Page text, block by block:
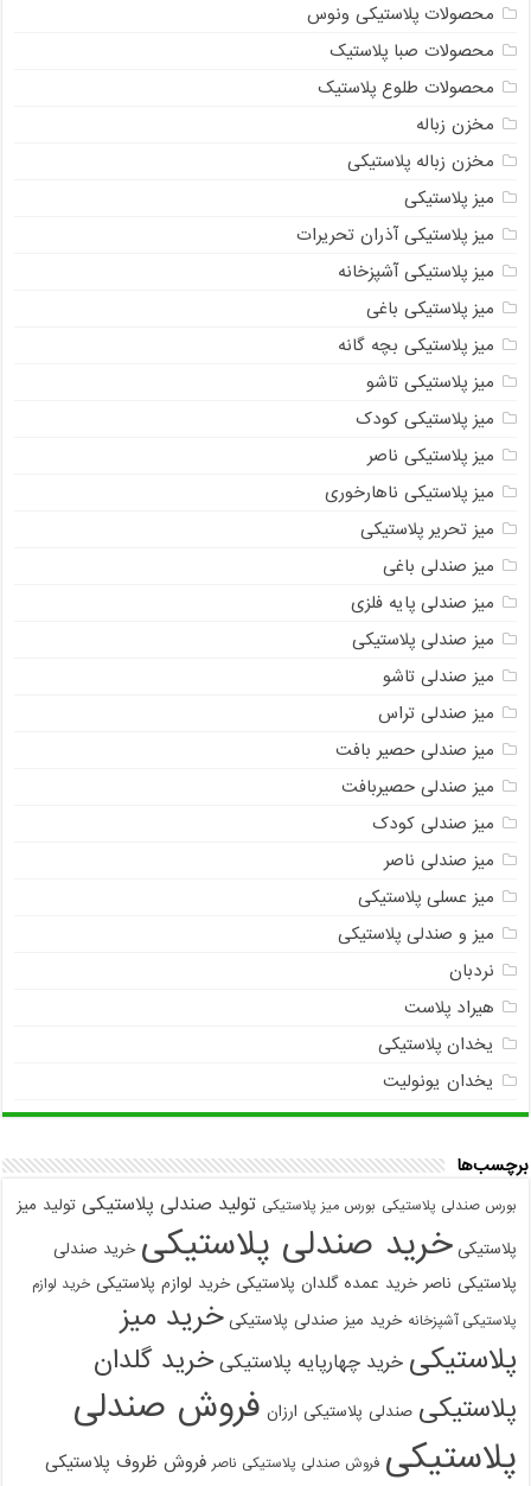
محصولات پلاستیکی ونوس
محصولات صبا پلاستیک
محصولات طلوع پلاستیک
مخزن زباله
مخزن زباله پلاستیکی
میز پلاستیکی
میز پلاستیکی آذران تحریرات
میز پلاستیکی آشپزخانه
میز پلاستیکی باغی
میز پلاستیکی بچه گانه
میز پلاستیکی تاشو
میز پلاستیکی کودک
میز پلاستیکی ناصر
میز پلاستیکی ناهارخوری
میز تحریر پلاستیکی
میز صندلی باغی
میز صندلی پایه فلزی
میز صندلی پلاستیکی
میز صندلی تاشو
میز صندلی تراس
میز صندلی حصیر بافت
میز صندلی حصیربافت
میز صندلی کودک
میز صندلی ناصر
میز عسلی پلاستیکی
میز و صندلی پلاستیکی
نردبان
هیراد پلاست
یخدان پلاستیکی
یخدان یونولیت
برچسب‌ها
بورس صندلی پلاستیکی بورس میز پلاستیکی تولید صندلی پلاستیکی تولید میز
پلاستیکی خرید صندلی پلاستیکی خرید صندلی
پلاستیکی ناصر خرید عمده گلدان پلاستیکی خرید لوازم پلاستیکی خرید لوازم
پلاستیکی آشپزخانه خرید میز صندلی پلاستیکی خرید میز
پلاستیکی خرید چهارپایه پلاستیکی خرید گلدان
پلاستیکی صندلی پلاستیکی ارزان فروش صندلی
پلاستیکی فروش صندلی پلاستیکی ناصر فروش ظروف پلاستیکی